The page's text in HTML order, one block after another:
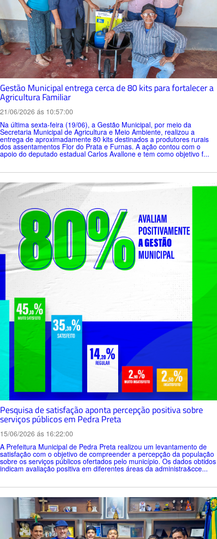
Gestão Municipal entrega cerca de 80 kits para fortalecer a
Agricultura Familiar
21/06/2026 ás 10:57:00
Na última sexta-feira (19/06), a Gestão Municipal, por meio da
Secretaria Municipal de Agricultura e Meio Ambiente, realizou a
entrega de aproximadamente 80 kits destinados a produtores rurais
dos assentamentos Flor do Prata e Furnas. A ação contou com o
apoio do deputado estadual Carlos Avallone e tem como objetivo f...
Pesquisa de satisfação aponta percepção positiva sobre
serviços públicos em Pedra Preta
15/06/2026 ás 16:22:00
A Prefeitura Municipal de Pedra Preta realizou um levantamento de
satisfação com o objetivo de compreender a percepção da população
sobre os serviços públicos ofertados pelo município. Os dados obtidos
indicam avaliação positiva em diferentes áreas da administra&cce...